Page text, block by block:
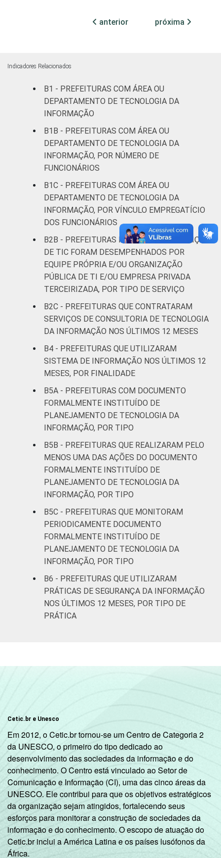
habitantes
Mais de 50
mil até 100
mil
habitantes
Mais de
100 mil até
habitantes
Mais de
500 mil
habitantes
30 63 7
REGIÃO
E
PORTE
Norte - Até
5 mil
habitantes
26 70 4
Norte -
Mais de 5
mil até 10
mil
habitantes
30 66 4
Mais de 10
mil até 20
mil
habitantes
25 69
Norte -
Mais de 20
mil até 50
mil
habitantes
20 74
Norte -
Mais de 50
mil até 100
mil
13 81
Norte -
Mais de
Até 5 mil
23 71 6
mil até 10
mil
habitantes
Nordeste -
Mais de 10
mil até 20
mil
habitantes
26 67 6
Nordeste -
anterior próxima
Indicadores Relacionados
B1 - PREFEITURAS COM ÁREA OU
DEPARTAMENTO DE TECNOLOGIA DA
INFORMAÇÃO
B1B - PREFEITURAS COM ÁREA OU
DEPARTAMENTO DE TECNOLOGIA DA
INFORMAÇÃO, POR NÚMERO DE
FUNCIONÁRIOS
B1C - PREFEITURAS COM ÁREA OU
DEPARTAMENTO DE TECNOLOGIA DA
INFORMAÇÃO, POR VÍNCULO EMPREGATÍCIO
DOS FUNCIONÁRIOS
B2B - PREFEITURAS NAS QUAIS OS SERVIÇOS
DE TIC FORAM DESEMPENHADOS POR
EQUIPE PRÓPRIA E/OU ORGANIZAÇÃO
PÚBLICA DE TI E/OU EMPRESA PRIVADA
TERCEIRIZADA, POR TIPO DE SERVIÇO
B2C - PREFEITURAS QUE CONTRATARAM
SERVIÇOS DE CONSULTORIA DE TECNOLOGIA
DA INFORMAÇÃO NOS ÚLTIMOS 12 MESES
B4 - PREFEITURAS QUE UTILIZARAM
SISTEMA DE INFORMAÇÃO NOS ÚLTIMOS 12
MESES, POR FINALIDADE
B5A - PREFEITURAS COM DOCUMENTO
FORMALMENTE INSTITUÍDO DE
PLANEJAMENTO DE TECNOLOGIA DA
INFORMAÇÃO, POR TIPO
B5B - PREFEITURAS QUE REALIZARAM PELO
MENOS UMA DAS AÇÕES DO DOCUMENTO
FORMALMENTE INSTITUÍDO DE
PLANEJAMENTO DE TECNOLOGIA DA
INFORMAÇÃO, POR TIPO
B5C - PREFEITURAS QUE MONITORAM
PERIODICAMENTE DOCUMENTO
FORMALMENTE INSTITUÍDO DE
PLANEJAMENTO DE TECNOLOGIA DA
INFORMAÇÃO, POR TIPO
B6 - PREFEITURAS QUE UTILIZARAM
PRÁTICAS DE SEGURANÇA DA INFORMAÇÃO
NOS ÚLTIMOS 12 MESES, POR TIPO DE
PRÁTICA
Cetic.br e Unesco
Em 2012, o Cetic.br tornou-se um Centro de Categoria 2
da UNESCO, o primeiro do tipo dedicado ao
desenvolvimento das sociedades da informação e do
conhecimento. O Centro está vinculado ao Setor de
Comunicação e Informação (CI), uma das cinco áreas da
UNESCO. Ele contribui para que os objetivos estratégicos
da organização sejam atingidos, fortalecendo seus
esforços para monitorar a construção de sociedades da
informação e do conhecimento. O escopo de atuação do
Cetic.br inclui a América Latina e os países lusófonos da
África.